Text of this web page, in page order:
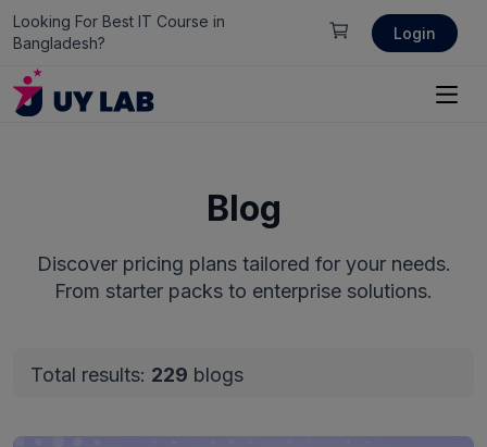
Looking For Best IT Course in
Bangladesh?
Login
Blog
Discover pricing plans tailored for your needs.
From starter packs to enterprise solutions.
Total results: 229 blogs